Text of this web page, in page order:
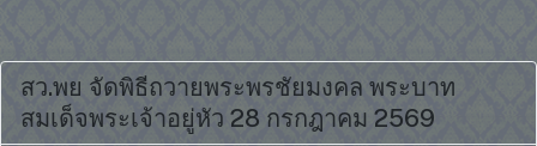
สว.พย จัดพิธีถวายพระพรชัยมงคล พระบาท
สมเด็จพระเจ้าอยู่หัว 28 กรกฎาคม 2569